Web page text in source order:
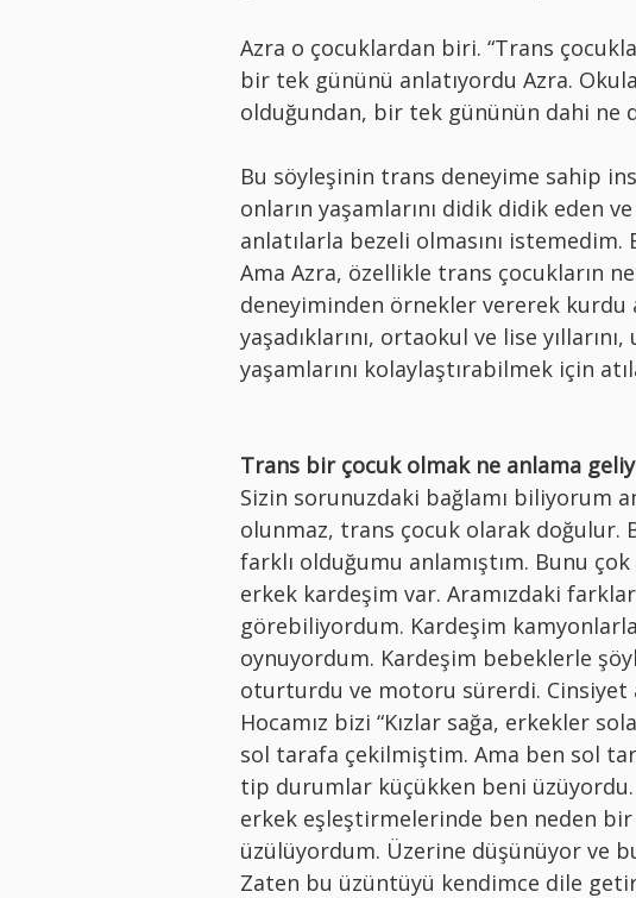
Azra o çocuklardan biri. “Trans
bir tek gününü anlatıyordu Azra.
olduğundan, bir tek gününün dahi ne
Bu söyleşinin trans deneyime sahip
onların yaşamlarını didik didik eden
anlatılarla bezeli olmasını istemedim.
Ama Azra, özellikle trans çocukların
deneyiminden örnekler vererek kurdu
yaşadıklarını, ortaokul ve lise
yaşamlarını kolaylaştırabilmek için
Trans bir çocuk olmak ne anlama
Sizin sorunuzdaki bağlamı biliyorum
olunmaz, trans çocuk olarak doğulur.
farklı olduğumu anlamıştım. Bunu
erkek kardeşim var. Aramızdaki
görebiliyordum. Kardeşim
oynuyordum. Kardeşim bebeklerle
oturturdu ve motoru sürerdi. Cinsiyet
Hocamız bizi “Kızlar sağa, erkekler
sol tarafa çekilmiştim. Ama ben sol
tip durumlar küçükken beni üzüyordu.
erkek eşleştirmelerinde ben neden
üzülüyordum. Üzerine düşünüyor ve
Zaten bu üzüntüyü kendimce dile